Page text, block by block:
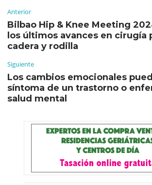
Anterior
Bilbao Hip & Knee Meeting
los últimos avances en cirugía
cadera y rodilla
Siguiente
Los cambios emocionales
síntoma de un trastorno o
salud mental